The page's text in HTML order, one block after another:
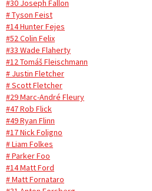
#30 Joseph Fallon
# Tyson Feist
#14 Hunter Fejes
#52 Colin Felix
#33 Wade Flaherty
#12 Tomáš Fleischmann
# Justin Fletcher
# Scott Fletcher
#29 Marc-André Fleury
#47 Rob Flick
#49 Ryan Flinn
#17 Nick Foligno
# Liam Folkes
# Parker Foo
#14 Matt Ford
# Matt Fornataro